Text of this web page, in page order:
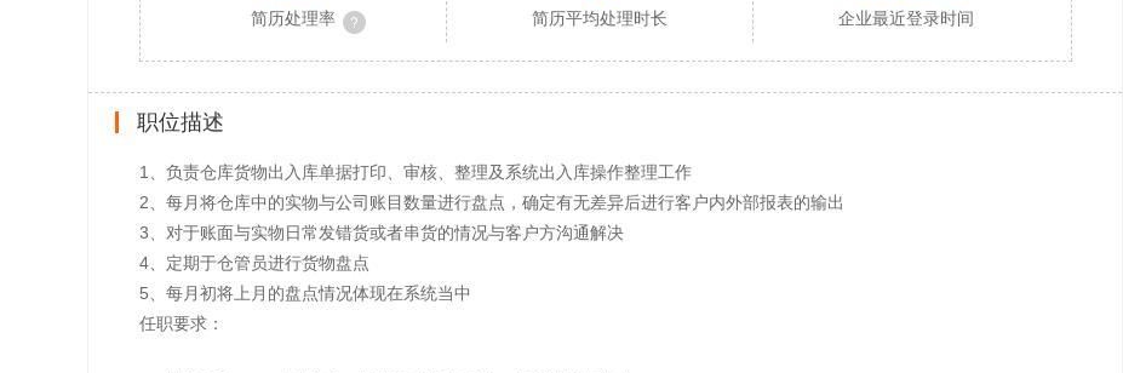
简历处理率 简历平均处理时长 企业最近登录时间
职位描述
1、负责仓库货物出入库单据打印、审核、整理及系统出入库操作整理工作
2、每月将仓库中的实物与公司账目数量进行盘点，确定有无差异后进行客户内外部报表的输出
3、对于账面与实物日常发错货或者串货的情况与客户方沟通解决
4、定期于仓管员进行货物盘点
5、每月初将上月的盘点情况体现在系统当中
任职要求：